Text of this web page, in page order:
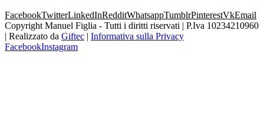
FacebookTwitterLinkedInRedditWhatsappTumblrPinterestVkEmail
Copyright Manuel Figlia - Tutti i diritti riservati | P.Iva 10234210960
| Realizzato da Giftec | Informativa sulla Privacy
FacebookInstagram